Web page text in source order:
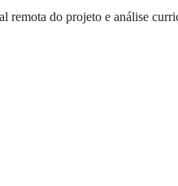
remota do projeto e análise